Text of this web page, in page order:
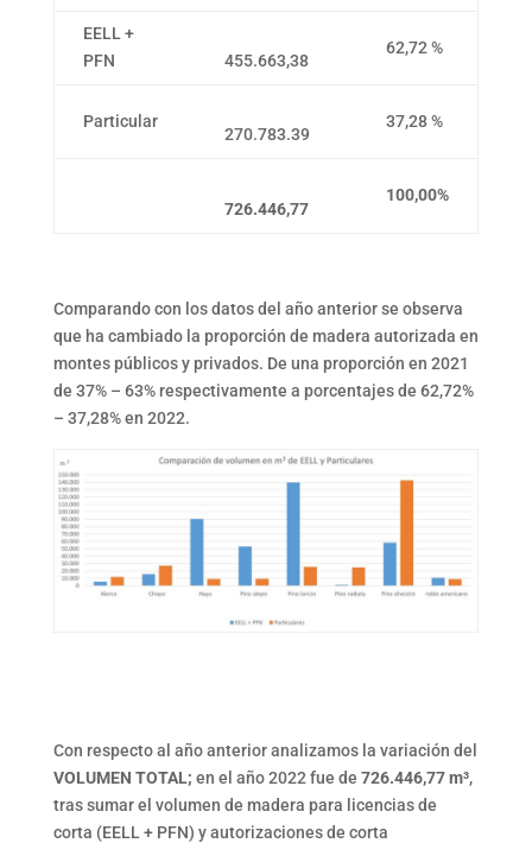
EELL +
PFN
455.663,38
62,72 %
Particular
270.783.39
37,28 %
726.446,77
100,00%
Comparando con los datos del año anterior se observa
que ha cambiado la proporción de madera autorizada en
montes públicos y privados. De una proporción en 2021
de 37% – 63% respectivamente a porcentajes de 62,72%
– 37,28% en 2022.
Con respecto al año anterior analizamos la variación del
VOLUMEN TOTAL; en el año 2022 fue de 726.446,77 m³,
tras sumar el volumen de madera para licencias de
corta (EELL + PFN) y autorizaciones de corta